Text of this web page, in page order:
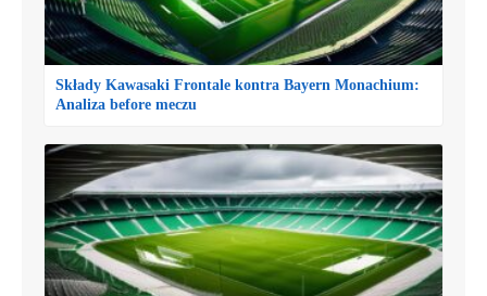
Składy Kawasaki Frontale kontra Bayern Monachium:
Analiza before meczu